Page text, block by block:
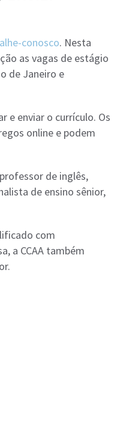
conosco. Nesta
as vagas de estágio
de Janeiro e
e enviar o currículo. Os
online e podem
de inglês,
de ensino sênior,
com
a CCAA também